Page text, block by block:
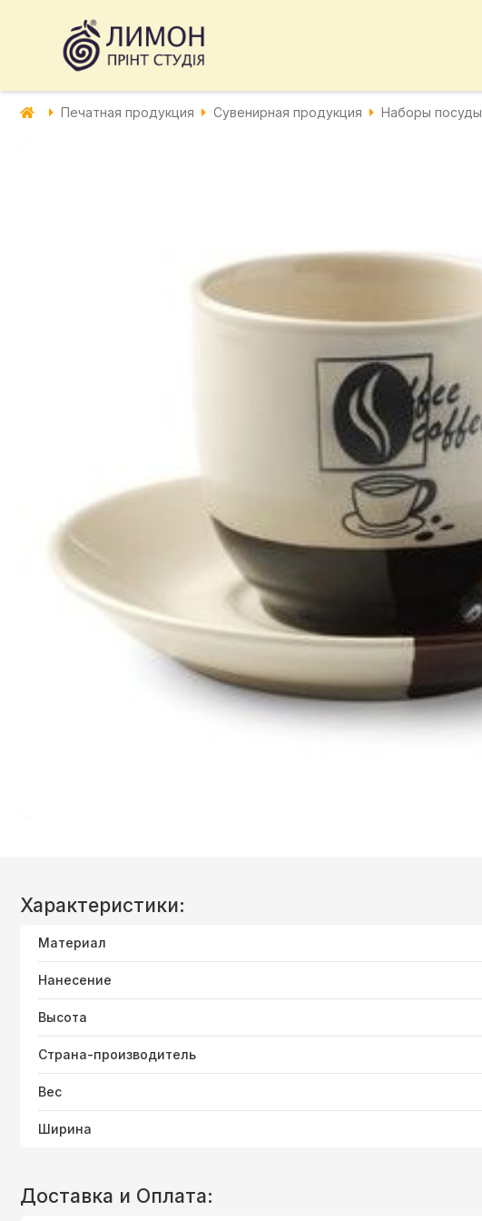
Печатная продукция Сувенирная продукция Наборы посуды
Характеристики:
Материал
Нанесение
Высота
Страна-производитель
Вес
Ширина
Доставка и Оплата: